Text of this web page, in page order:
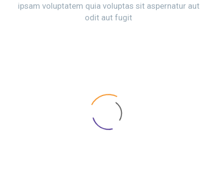
ipsam voluptatem quia voluptas sit aspernatur aut
odit aut fugit